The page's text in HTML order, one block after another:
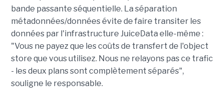
bande passante séquentielle. La séparation
métadonnées/données évite de faire transiter les
données par l'infrastructure JuiceData elle-même :
"Vous ne payez que les coûts de transfert de l'object
store que vous utilisez. Nous ne relayons pas ce trafic
- les deux plans sont complètement séparés",
souligne le responsable.